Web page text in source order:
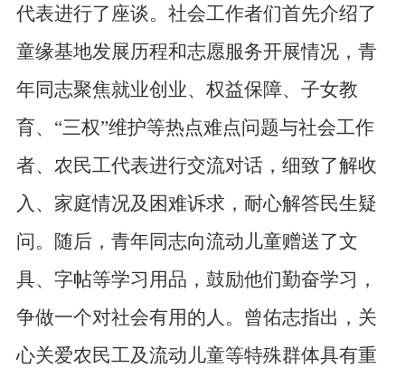
代表进行了 座谈。社会工作者们首先介绍了
童缘基地发展历程和志愿服务开展情况，青
年同志聚焦就业创业、权益保障、子女教
育、“三权”维护等热点难点问题与社会工作
者、农民工代表进行交流对话，细致了解收
入、家庭情况及困难诉求，耐心解答民生疑
问。随后，青年同志向流动儿童赠送了文
具、字帖等学习用品，鼓励他们勤奋学习，
争做一个对社会有用的人。 曾佑志指出，关
心关爱农民工及流动儿童等特殊群体具有重